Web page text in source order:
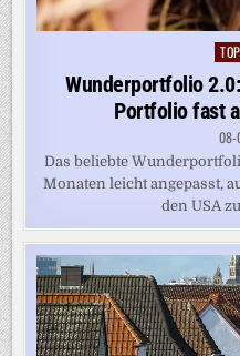
in
Wunderportfolio
Portfolio fast
08-
Das beliebte
Monaten leicht angepasst,
den USA